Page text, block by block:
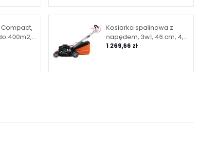
400m2,
Kosiarka spalinowa z
napędem, 3w1, 46 cm, 4,0
KM, kosz 55 l, obudowa
1 269,66 zł